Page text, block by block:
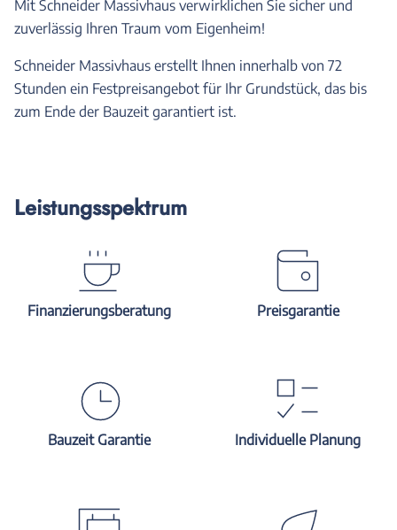
Mit Schneider Massivhaus verwirklichen Sie sicher und
zuverlässig Ihren Traum vom Eigenheim!
Schneider Massivhaus erstellt Ihnen innerhalb von 72
Stunden ein Festpreisangebot für Ihr Grundstück, das bis
zum Ende der Bauzeit garantiert ist.
Leistungsspektrum
Finanzierungsberatung Preisgarantie
Bauzeit Garantie Individuelle Planung